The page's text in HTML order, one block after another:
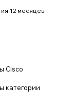
12 месяцев
Cisco
категории